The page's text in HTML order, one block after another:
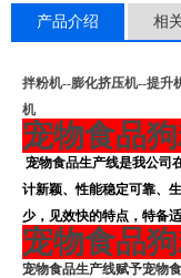
产品介绍 相
拌粉机--膨化挤压机--提升
机
宠物食品
宠物食品生产线是我公司
计新颖、性能稳定可靠、
少，见效快的特点，特备
宠物食品
宠物食品生产线赋予宠物